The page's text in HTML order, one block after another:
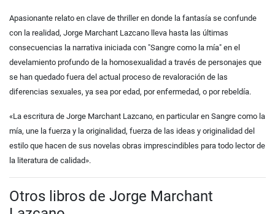
Apasionante relato en clave de thriller en donde la fantasía se confunde
con la realidad, Jorge Marchant Lazcano lleva hasta las últimas
consecuencias la narrativa iniciada con "Sangre como la mía" en el
develamiento profundo de la homosexualidad a través de personajes que
se han quedado fuera del actual proceso de revaloración de las
diferencias sexuales, ya sea por edad, por enfermedad, o por rebeldía.
«La escritura de Jorge Marchant Lazcano, en particular en Sangre como la
mía, une la fuerza y la originalidad, fuerza de las ideas y originalidad del
estilo que hacen de sus novelas obras imprescindibles para todo lector de
la literatura de calidad».
Otros libros de Jorge Marchant